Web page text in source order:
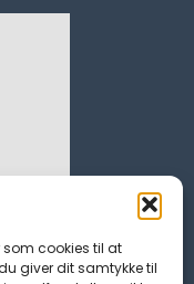
som cookies til at
giver dit samtykke til